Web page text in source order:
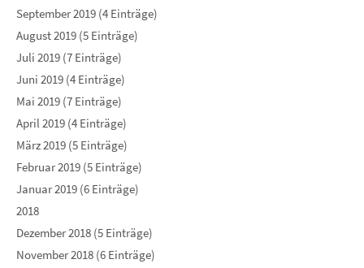
September 2019 (4 Einträge)
August 2019 (5 Einträge)
Juli 2019 (7 Einträge)
Juni 2019 (4 Einträge)
Mai 2019 (7 Einträge)
April 2019 (4 Einträge)
März 2019 (5 Einträge)
Februar 2019 (5 Einträge)
Januar 2019 (6 Einträge)
2018
Dezember 2018 (5 Einträge)
November 2018 (6 Einträge)